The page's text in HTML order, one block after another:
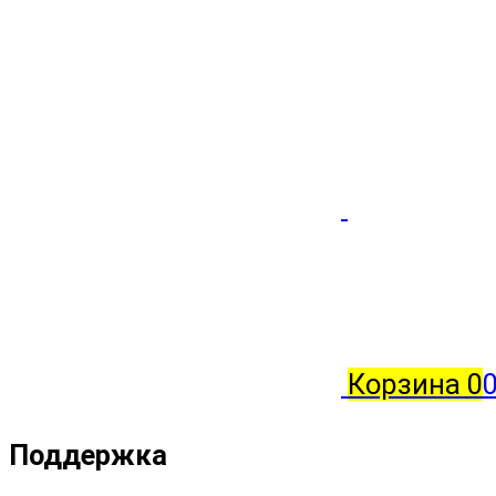
Корзина 0
Поддержка